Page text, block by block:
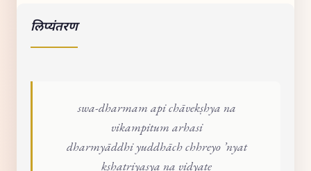
लिप्यंतरण
swa-dharmam api chāvekṣhya na
vikampitum arhasi
dharmyāddhi yuddhāch chhreyo ’nyat
kṣhatriyasya na vidyate